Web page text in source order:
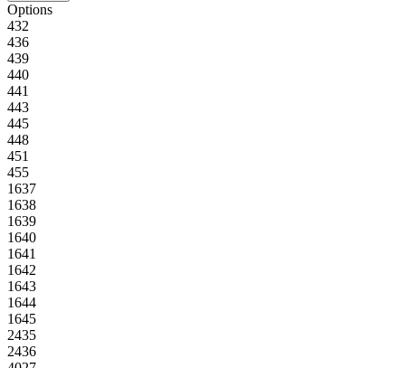
Options
432
436
439
440
441
443
445
448
451
455
1637
1638
1639
1640
1641
1642
1643
1644
1645
2435
2436